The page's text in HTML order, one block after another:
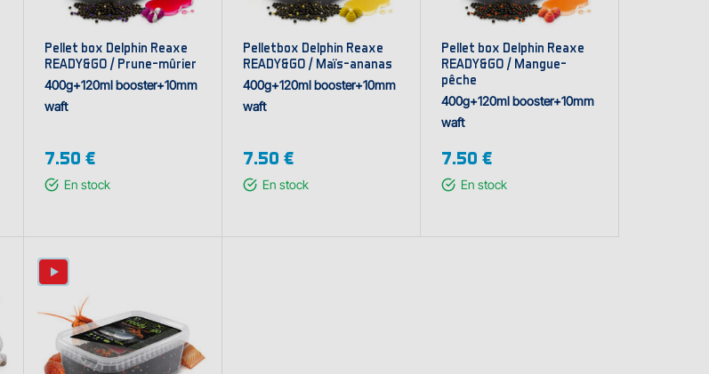
Pellet box Delphin Reaxe
READY&GO / Prune–mûrier
400g+120ml booster+10mm
waft
7.50 €
En stock
Pelletbox Delphin Reaxe
READY&GO / Maïs-ananas
400g+120ml booster+10mm
waft
7.50 €
En stock
Pellet box Delphin Reaxe
READY&GO / Mangue-
pêche
400g+120ml booster+10mm
waft
7.50 €
En stock